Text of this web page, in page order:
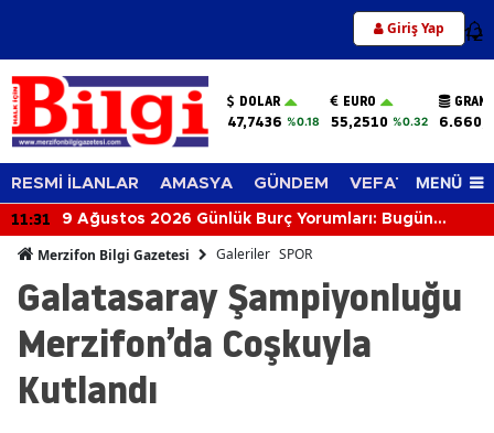
Giriş Yap 12
DOLAR
47,7436 %0.18
EURO
55,2510 %0.32
RESMİ İLANLAR AMASYA GÜNDEM VEFAT EDENLER
MENÜ
11:31
9 Ağustos 2026 Günlük Burç Yorumları: Bugün
Merzifon Bilgi Gazetesi Galeriler SPOR
Galatasaray Şampiyonluğu
Merzifon’da Coşkuyla
Kutlandı